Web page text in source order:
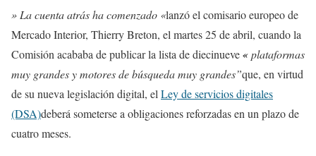
» La cuenta atrás ha comenzado «lanzó el comisario europeo de
Mercado Interior, Thierry Breton, el martes 25 de abril, cuando la
Comisión acababa de publicar la lista de diecinueve«plataformas
muy grandes y motores de búsqueda muy grandes”que, en virtud
de su nueva legislación digital, el Ley de servicios digitales
(DSA)deberá someterse a obligaciones reforzadas en un plazo de
cuatro meses.